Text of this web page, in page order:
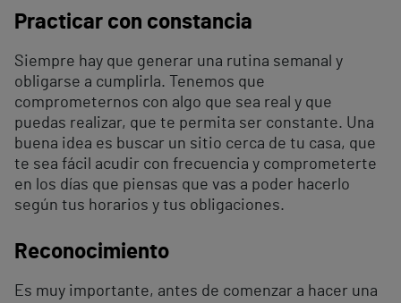
Practicar con constancia
Siempre hay que generar una rutina semanal y
obligarse a cumplirla. Tenemos que
comprometernos con algo que sea real y que
puedas realizar, que te permita ser constante. Una
buena idea es buscar un sitio cerca de tu casa, que
te sea fácil acudir con frecuencia y comprometerte
en los días que piensas que vas a poder hacerlo
según tus horarios y tus obligaciones.
Reconocimiento
Es muy importante, antes de comenzar a hacer una